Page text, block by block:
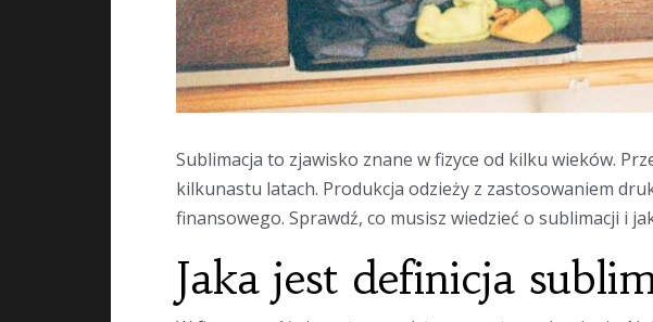
Sublimacja to zjawisko znane w fizyce od kilku wieków.
kilkunastu latach. Produkcja odzieży z zastosowaniem
finansowego. Sprawdź, co musisz wiedzieć o sublimacji i
Jaka jest definicja